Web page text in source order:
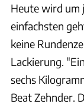
Heute wird um
einfachsten
keine
Lackierung.
sechs
Beat Zehnder.